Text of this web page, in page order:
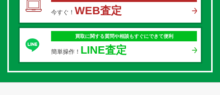
今すぐ！ WEB査定
買取に関する質問や相談もすぐにできて便利
簡単操作！ LINE査定